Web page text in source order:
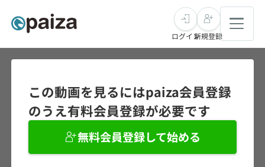
求人検索
インタビュー
未経験転職
ログイン新規登録
この動画を見るにはpaiza会員登録
のうえ有料会員登録が必要です
無料会員登録して始める